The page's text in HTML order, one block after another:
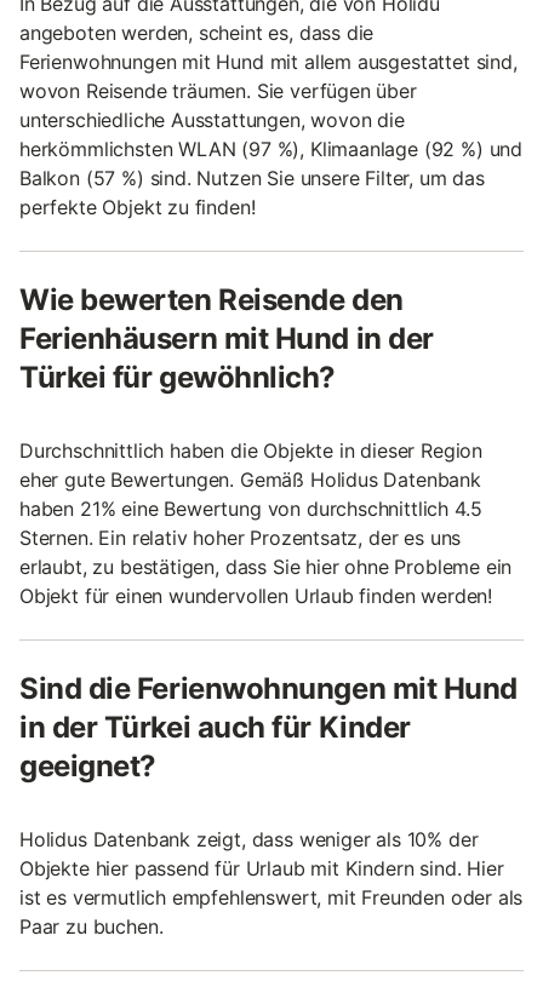
angeboten werden, scheint es, dass die
Ferienwohnungen mit Hund mit allem ausgestattet sind,
wovon Reisende träumen. Sie verfügen über
unterschiedliche Ausstattungen, wovon die
herkömmlichsten WLAN (97 %), Klimaanlage (92 %) und
Balkon (57 %) sind. Nutzen Sie unsere Filter, um das
perfekte Objekt zu finden!
Wie bewerten Reisende den
Ferienhäusern mit Hund in der
Türkei für gewöhnlich?
Durchschnittlich haben die Objekte in dieser Region
eher gute Bewertungen. Gemäß Holidus Datenbank
haben 21% eine Bewertung von durchschnittlich 4.5
Sternen. Ein relativ hoher Prozentsatz, der es uns
erlaubt, zu bestätigen, dass Sie hier ohne Probleme ein
Objekt für einen wundervollen Urlaub finden werden!
Sind die Ferienwohnungen mit Hund
in der Türkei auch für Kinder
geeignet?
Holidus Datenbank zeigt, dass weniger als 10% der
Objekte hier passend für Urlaub mit Kindern sind. Hier
ist es vermutlich empfehlenswert, mit Freunden oder als
Paar zu buchen.